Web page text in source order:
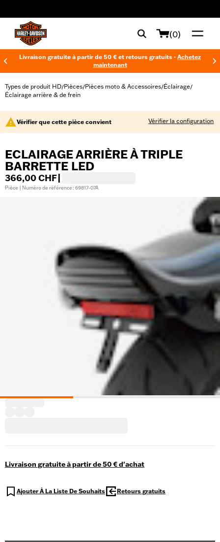
(0)
Livraison gratuite à partir de 50 € et retours gratuits - Achetez
maintenant
Types de produit HD/Pièces/Pièces moto & Accessoires/Éclairage/
Éclairage arrière & de frein
Vérifier que cette pièce convient Vérifier la configuration
ECLAIRAGE ARRIÈRE À TRIPLE
BARRETTE LED
366,00 CHF
Pièce | Numéro de référence : 69817-07A
Livraison gratuite à partir de 50 € d'achat
Ajouter À La Liste De Souhaits Retours gratuits